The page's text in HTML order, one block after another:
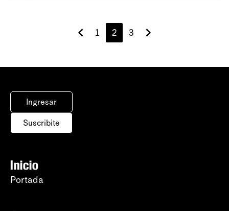
1 2 3
Ingresar
Suscribite
Inicio
Portada